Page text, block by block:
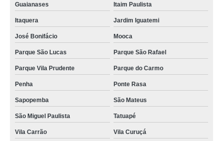
Guaianases Itaim Paulista
Itaquera Jardim Iguatemi
José Bonifácio Mooca
Parque São Lucas Parque São Rafael
Parque Vila Prudente Parque do Carmo
Penha Ponte Rasa
Sapopemba São Mateus
São Miguel Paulista Tatuapé
Vila Carrão Vila Curuçá